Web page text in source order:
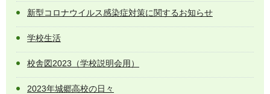
新型コロナウイルス感染症対策に関するお知らせ
学校生活
校舎図2023（学校説明会用）
2023年城郷高校の日々